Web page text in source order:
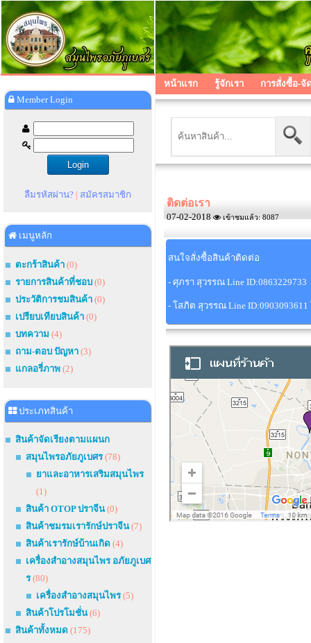
Member Login
ลืมรหัสผ่าน? | สมัครสมาชิก
เมนูหลัก
ตะกร้าสินค้า (0)
รายการสินค้าที่ชอบ (0)
ประวัติการชมสินค้า (0)
เปรียบเทียบสินค้า (0)
บทความ (4)
ถาม-ตอบ ปัญหา (3)
แกลอรี่ภาพ (2)
ประเภทสินค้า
สินค้าจัดเรียงตามแผนก
สมุนไพรอภัยภูเบศร(78)
ยาและอาหารเสริมสมุนไพร
(1)
สินค้า OTOP ปราจีน(0)
สินค้าชมรมเรารักษ์ปราจีน(7)
สินค้าเรารักษ์บ้านเกิด (4)
เครื่องสำอางสมุนไพร อภัยภูเบศ
ร(80)
เครื่องสำอางสมุนไพร(5)
สินค้าโปรโมชั่น(6)
สินค้าทั้งหมด (175)
หน้าแรก รู้จักเรา การสั่งซื้อ-จั
ติดต่อเรา
07-02-2018 เข้าชมแล้ว: 8087
สนใจสั่งซื้อสินค้าติดต่อ
- ศุภรา สุวรรณ Line
- โสภิต สุวรรณ Line ID:0903093611